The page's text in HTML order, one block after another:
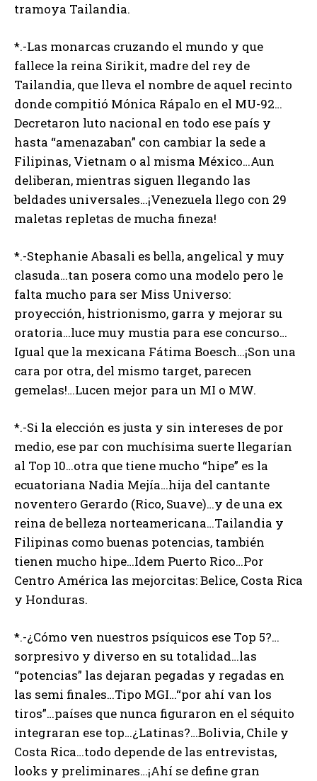
tramoya Tailandia.
*.-Las monarcas cruzando el mundo y que
fallece la reina Sirikit, madre del rey de
Tailandia, que lleva el nombre de aquel recinto
donde compitió Mónica Rápalo en el MU-92…
Decretaron luto nacional en todo ese país y
hasta “amenazaban” con cambiar la sede a
Filipinas, Vietnam o al misma México…Aun
deliberan, mientras siguen llegando las
beldades universales…¡Venezuela llego con 29
maletas repletas de mucha fineza!
*.-Stephanie Abasali es bella, angelical y muy
clasuda…tan posera como una modelo pero le
falta mucho para ser Miss Universo:
proyección, histrionismo, garra y mejorar su
oratoria…luce muy mustia para ese concurso…
Igual que la mexicana Fátima Boesch…¡Son una
cara por otra, del mismo target, parecen
gemelas!…Lucen mejor para un MI o MW.
*.-Si la elección es justa y sin intereses de por
medio, ese par con muchísima suerte llegarían
al Top 10…otra que tiene mucho “hipe” es la
ecuatoriana Nadia Mejía…hija del cantante
noventero Gerardo (Rico, Suave)…y de una ex
reina de belleza norteamericana…Tailandia y
Filipinas como buenas potencias, también
tienen mucho hipe…Idem Puerto Rico…Por
Centro América las mejorcitas: Belice, Costa Rica
y Honduras.
*.-¿Cómo ven nuestros psíquicos ese Top 5?…
sorpresivo y diverso en su totalidad…las
“potencias” las dejaran pegadas y regadas en
las semi finales…Tipo MGI…“por ahí van los
tiros”…países que nunca figuraron en el séquito
integraran ese top…¿Latinas?…Bolivia, Chile y
Costa Rica…todo depende de las entrevistas,
looks y preliminares…¡Ahí se define gran